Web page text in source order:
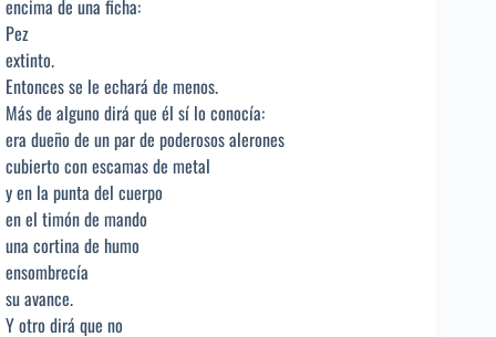
encima de una ficha:
Pez
extinto.
Entonces se le echará de menos.
Más de alguno dirá que él sí lo conocía:
era dueño de un par de poderosos alerones
cubierto con escamas de metal
y en la punta del cuerpo
en el timón de mando
una cortina de humo
ensombrecía
su avance.
Y otro dirá que no